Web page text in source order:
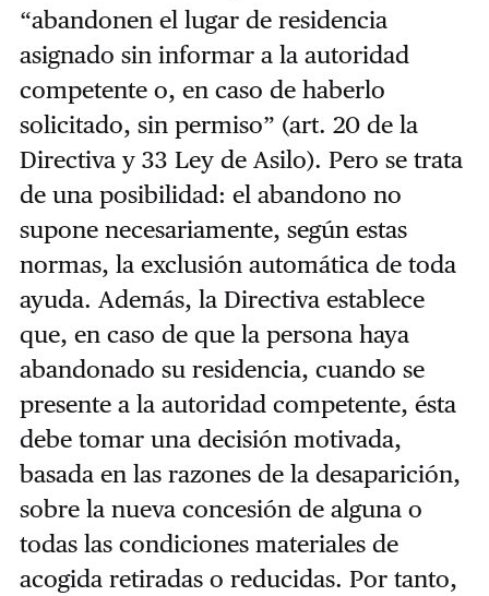
“abandonen el lugar de residencia
asignado sin informar a la autoridad
competente o, en caso de haberlo
solicitado, sin permiso” (art. 20 de la
Directiva y 33 Ley de Asilo). Pero se trata
de una posibilidad: el abandono no
supone necesariamente, según estas
normas, la exclusión automática de toda
ayuda. Además, la Directiva establece
que, en caso de que la persona haya
abandonado su residencia, cuando se
presente a la autoridad competente, ésta
debe tomar una decisión motivada,
basada en las razones de la desaparición,
sobre la nueva concesión de alguna o
todas las condiciones materiales de
acogida retiradas o reducidas. Por tanto,